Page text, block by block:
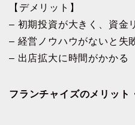
【デメリット】
– 初期投資が大きく、資金
– 経営ノウハウがないと失
– 出店拡大に時間がかかる
フランチャイズのメリット